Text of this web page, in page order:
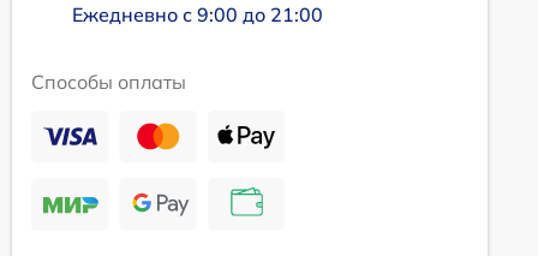
Ежедневно с 9:00 до 21:00
Способы оплаты